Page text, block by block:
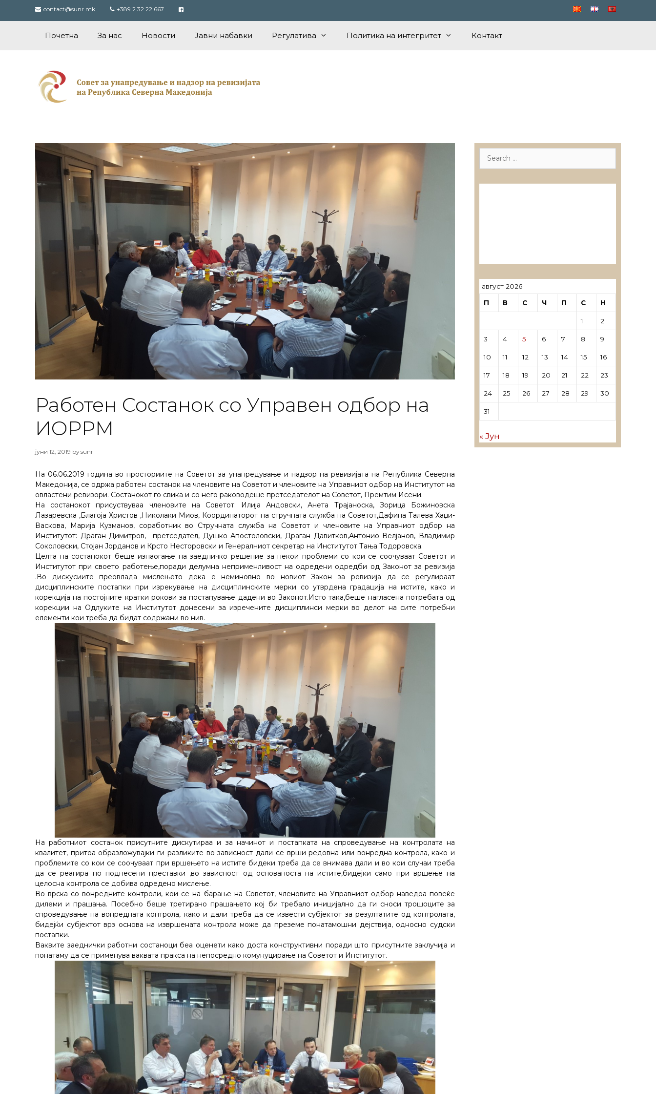
contact@sunr.mk +389 2 32 22 667
Почетна За нас Новости Јавни набавки Регулатива Политика на интегритет Контакт
Работен Состанок со Управен одбор на
ИОРРМ
јуни 12, 2019 bysunr
На 06.06.2019 година во просториите на Советот за унапредување и надзор на ревизијата на Република Северна
Македонија, се одржа работен состанок на членовите на Советот и членовите на Управниот одбор на Институтот на
овластени ревизори. Состанокот го свика и со него раководеше претседателот на Советот, Премтим Исени.
На состанокот присуствуваа членовите на Советот: Илија Андовски, Анета Трајаноска, Зорица Божиновска
Лазаревска ,Благоја Христов ,Николаки Миов, Координаторот на стручната служба на Советот,Дафина Талева Хаџи-
Васкова, Марија Кузманов, соработник во Стручната служба на Советот и членовите на Управниот одбор на
Институтот: Драган Димитров,– претседател, Душко Апостоловски, Драган Давитков,Антонио Велјанов, Владимир
Соколовски, Стојан Јорданов и Крсто Несторовски и Генералниот секретар на Институтот Тања Тодоровска.
Целта на состанокот беше изнаогање на заедничко решение за некои проблеми со кои се соочуваат Советот и
Институтот при своето работење,поради делумна неприменливост на одредени одредби од Законот за ревизија
.Во дискусиите преовлада мислењето дека е неминовно во новиот Закон за ревизија да се регулираат
дисциплинските постапки при изрекување на дисциплинските мерки со утврдена градација на истите, како и
корекција на постојните кратки рокови за постапување дадени во Законот.Исто така,беше нагласена потребата од
корекции на Одлуките на Институтот донесени за изречените дисциплинси мерки во делот на сите потребни
елементи кои треба да бидат содржани во нив.
На работниот состанок присутните дискутираа и за начинот и постапката на спроведување на контролата на
квалитет, притоа образложувајки ги разликите во зависност дали се врши редовна или вонредна контрола, како и
проблемите со кои се соочуваат при вршењето на истите бидеки треба да се внимава дали и во кои случаи треба
да се реагира по поднесени преставки ,во зависност од основаноста на истите,бидејки само при вршење на
целосна контрола се добива одредено мислење.
Во врска со вонредните контроли, кои се на барање на Советот, членовите на Управниот одбор наведоа повеќе
дилеми и прашања. Посебно беше третирано прашањето кој би требало иницијално да ги сноси трошоците за
спроведување на вонредната контрола, како и дали треба да се извести субјектот за резултатите од контролата,
бидејќи субјектот врз основа на извршената контрола може да преземе понатамошни дејствија, односно судски
постапки.
Ваквите заеднички работни состаноци беа оценети како доста конструктивни поради што присутните заклучија и
понатаму да се применува ваквата пракса на непосредно комунуцирање на Советот и Институтот.
Search
август 2026
П В С Ч П С Н
1 2
3 4 5 6 7 8 9
10 11 12 13 14 15 16
17 18 19 20 21 22 23
24 25 26 27 28 29 30
31
« Јун